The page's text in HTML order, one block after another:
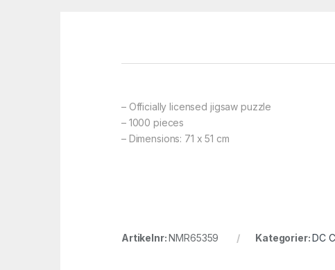
– Officially licensed jigsaw puzzle
– 1000 pieces
– Dimensions: 71 x 51 cm
Artikelnr:NMR65359 Kategorier:DC